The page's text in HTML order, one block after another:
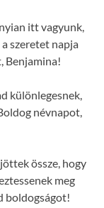
itt vagyunk,
szeretet napja
Benjamina!
különlegesnek,
névnapot,
össze, hogy
meg
boldogságot!